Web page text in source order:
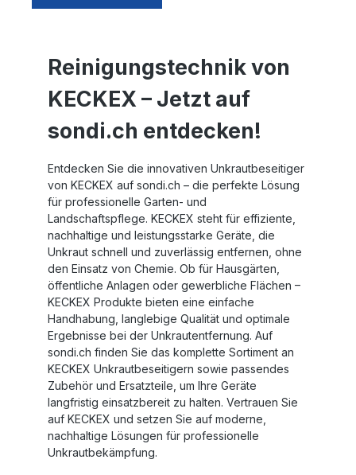
Reinigungstechnik von
KECKEX – Jetzt auf
sondi.ch entdecken!
Entdecken Sie die innovativen Unkrautbeseitiger
von KECKEX auf sondi.ch – die perfekte Lösung
für professionelle Garten- und
Landschaftspflege. KECKEX steht für effiziente,
nachhaltige und leistungsstarke Geräte, die
Unkraut schnell und zuverlässig entfernen, ohne
den Einsatz von Chemie. Ob für Hausgärten,
öffentliche Anlagen oder gewerbliche Flächen –
KECKEX Produkte bieten eine einfache
Handhabung, langlebige Qualität und optimale
Ergebnisse bei der Unkrautentfernung. Auf
sondi.ch finden Sie das komplette Sortiment an
KECKEX Unkrautbeseitigern sowie passendes
Zubehör und Ersatzteile, um Ihre Geräte
langfristig einsatzbereit zu halten. Vertrauen Sie
auf KECKEX und setzen Sie auf moderne,
nachhaltige Lösungen für professionelle
Unkrautbekämpfung.